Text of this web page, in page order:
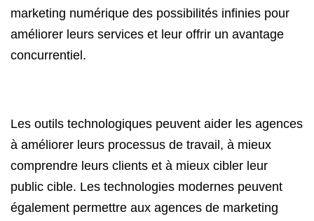
marketing numérique des possibilités infinies pour
améliorer leurs services et leur offrir un avantage
concurrentiel.
Les outils technologiques peuvent aider les agences
à améliorer leurs processus de travail, à mieux
comprendre leurs clients et à mieux cibler leur
public cible. Les technologies modernes peuvent
également permettre aux agences de marketing